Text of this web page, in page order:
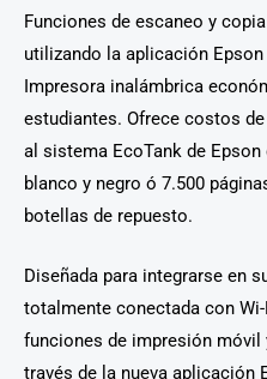
Funciones de escaneo y
utilizando la aplicación Epson
Impresora inalámbrica
estudiantes. Ofrece costos
al sistema EcoTank de
blanco y negro ó 7.500
botellas de repuesto.
Diseñada para integrarse en
totalmente conectada con
funciones de impresión
través de la nueva aplicación